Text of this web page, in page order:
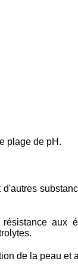
plage de pH.
aux
de la peau